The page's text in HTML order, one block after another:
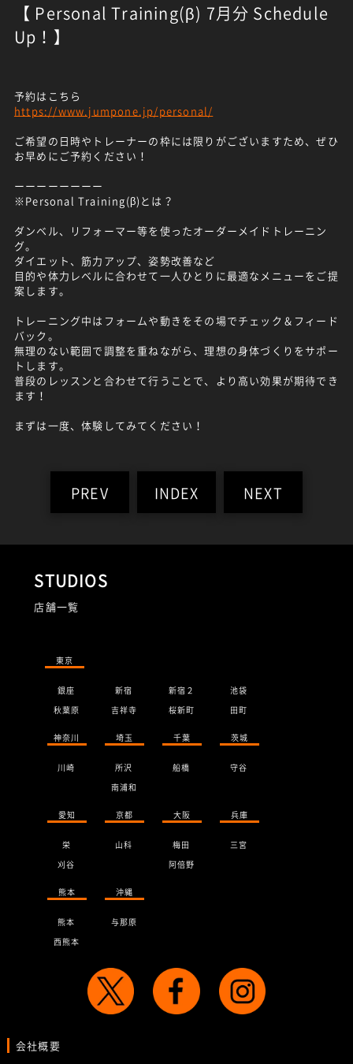
【 Personal Training(β) 7月分 Schedule
Up！】
予約はこちら
https://www.jumpone.jp/personal/
ご希望の日時やトレーナーの枠には限りがございますため、ぜひ
お早めにご予約ください！
ーーーーーーーー
※Personal Training(β)とは？
ダンベル、リフォーマー等を使ったオーダーメイドトレーニン
グ。
ダイエット、筋力アップ、姿勢改善など
目的や体力レベルに合わせて一人ひとりに最適なメニューをご提
案します。
トレーニング中はフォームや動きをその場でチェック＆フィード
バック。
無理のない範囲で調整を重ねながら、理想の身体づくりをサポー
トします。
普段のレッスンと合わせて行うことで、より高い効果が期待でき
ます！
まずは一度、体験してみてください！
PREV INDEX NEXT
STUDIOS
店舗一覧
東京
銀座 新宿 新宿２
池袋
秋葉原
吉祥寺 桜新町 田町
神奈川 埼玉 千葉 茨城
川崎 所沢 船橋
守谷
南浦和
愛知 京都 大阪 兵庫
栄 山科 梅田
三宮
刈谷
阿倍野
熊本 沖縄
熊本
与那原
西熊本
会社概要